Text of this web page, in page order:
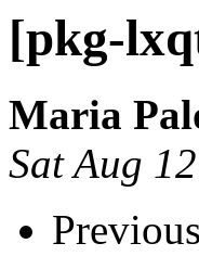
[pkg-
Maria
Sat Aug